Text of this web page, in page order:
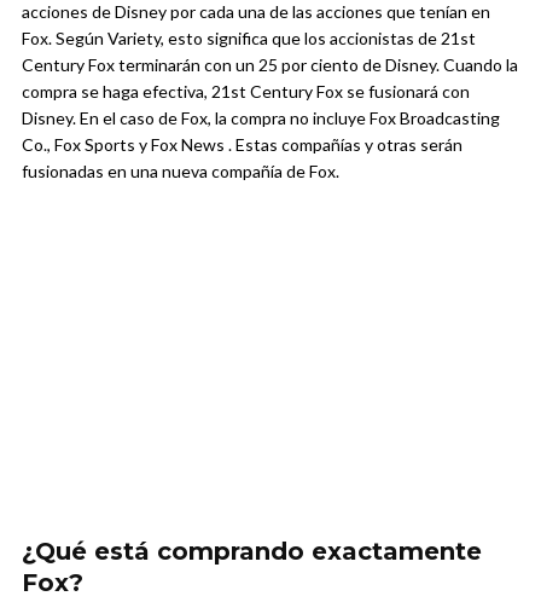
acciones de Disney por cada una de las acciones que tenían en
Fox. Según Variety, esto significa que los accionistas de 21st
Century Fox terminarán con un 25 por ciento de Disney. Cuando la
compra se haga efectiva, 21st Century Fox se fusionará con
Disney. En el caso de Fox, la compra no incluye Fox Broadcasting
Co., Fox Sports y Fox News . Estas compañías y otras serán
fusionadas en una nueva compañía de Fox.
¿Qué está comprando exactamente
Fox?